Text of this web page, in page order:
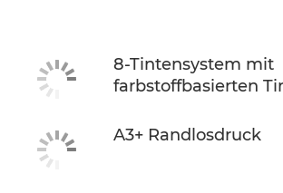
TINTE KAUFEN
8-Tintensystem mit
farbstoffbasierten
A3+ Randlosdruck